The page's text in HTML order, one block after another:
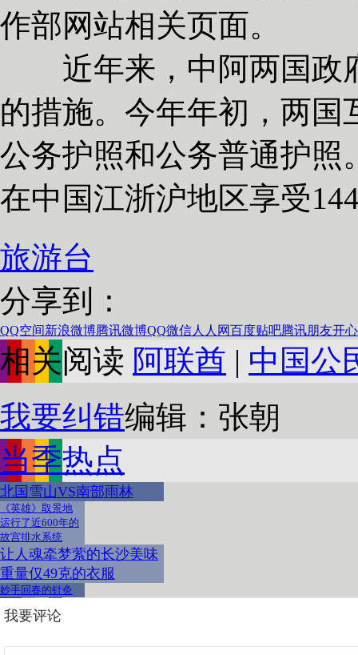
作部网站相关页面。
近年来，中阿两国政
的措施。今年年初，两
公务护照和公务普通护照
在中国江浙沪地区享受
旅游台
分享到：
QQ空间新浪微博腾讯微博QQ微信人人网百度贴吧腾讯朋友开
相关阅读 阿联酋 | 中国公
我要纠错编辑：张朝
当季热点
北国雪山VS南部雨林
《英雄》取景地
运行了近600年的
故宫排水系统
让人魂牵梦萦的长沙美味
重量仅49克的衣服
妙手回春的针灸